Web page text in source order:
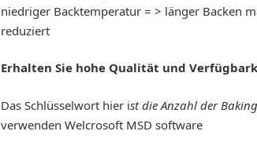
niedriger Backtemperatur = > länger Backen
reduziert
Erhalten Sie hohe Qualität und
Das Schlüsselwort hier ist die Anzahl der
verwenden Welcrosoft MSD software